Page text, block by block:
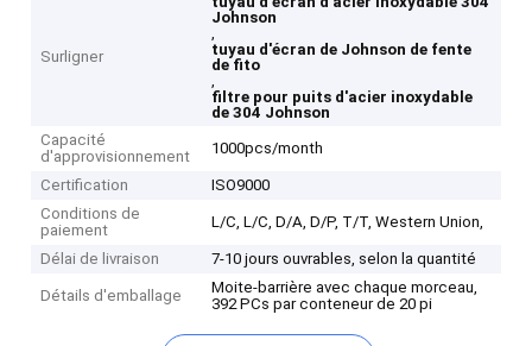
Surligner
Johnson
,
tuyau d'écran de Johnson de fente
de fito
,
filtre pour puits d'acier inoxydable
de 304 Johnson
Capacité
d'approvisionnement
1000pcs/month
Certification
ISO9000
Conditions de
paiement
L/C, L/C, D/A, D/P, T/T, Western Union,
Délai de livraison 7-10 jours ouvrables, selon la quantité
Détails d'emballage
Moite-barrière avec chaque morceau,
392 PCs par conteneur de 20 pi